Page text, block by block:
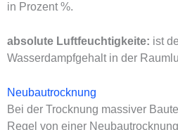
in Prozent %.
absolute Luftfeuchtigkeite: ist
Wasserdampfgehalt in der
Neubautrocknung
Bei der Trocknung massiver
Regel von einer